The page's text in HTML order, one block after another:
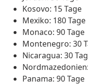
Kosovo: 15 Tage
Mexiko: 180 Tage
Monaco: 90 Tage
Montenegro: 30
Nicaragua: 30
Panama: 90 Tage